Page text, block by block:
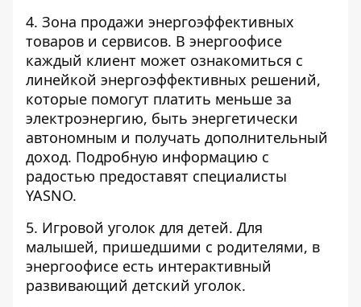
4. Зона продажи энергоэффективных
товаров и сервисов. В энергоофисе
каждый клиент может ознакомиться с
линейкой энергоэффективных решений,
которые помогут платить меньше за
электроэнергию, быть энергетически
автономным и получать дополнительный
доход. Подробную информацию с
радостью предоставят специалисты
YASNO.
5. Игровой уголок для детей. Для
малышей, пришедшими с родителями, в
энергоофисе есть интерактивный
развивающий детский уголок.